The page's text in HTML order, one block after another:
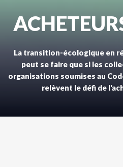
La transition-écologique en
peut se faire que si les
organisations soumises au
relèvent le défi de